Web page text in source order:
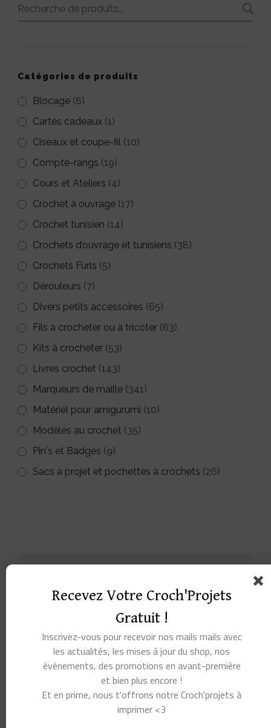
Recherche
Catégories de produits
Blocage (6)
Cartes cadeaux (1)
Ciseaux et coupe-fil (10)
Compte-rangs (19)
Cours et Ateliers (4)
Crochet à ouvrage (17)
Crochet tunisien (14)
Crochets d’ouvrage et tunisiens (38)
Crochets Furls (5)
Dérouleurs (7)
Divers petits accessoires (65)
Fils à crocheter ou à tricoter (63)
Kits à crocheter (53)
Livres crochet (143)
Marqueurs de maille (341)
Matériel pour amigurumi (10)
Modèles au crochet (35)
Pin's et Badges (9)
Sacs à projet et pochettes à crochets (26)
Recevez Votre Croch'Projets
Gratuit !
Inscrivez-vous pour recevoir nos mails mails avec
les actualités, les mises à jour du shop, nos
évènements, des promotions en avant-première
et bien plus encore !
Et en prime, nous t'offrons notre Croch'projets à
imprimer <3